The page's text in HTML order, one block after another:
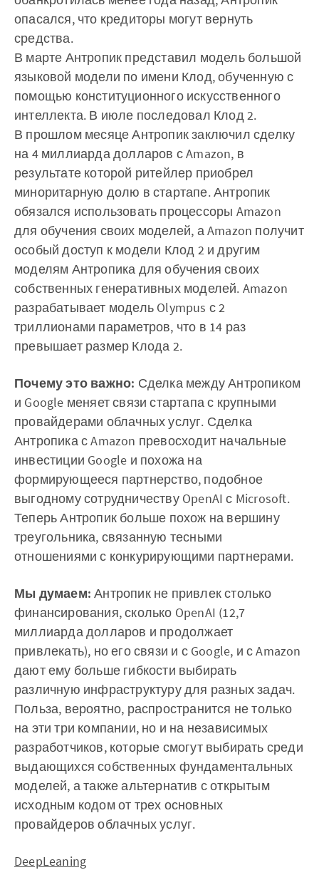
опасался, что кредиторы могут вернуть
средства.
В марте Антропик представил модель большой
языковой модели по имени Клод, обученную с
помощью конституционного искусственного
интеллекта. В июле последовал Клод 2.
В прошлом месяце Антропик заключил сделку
на 4 миллиарда долларов с Amazon, в
результате которой ритейлер приобрел
миноритарную долю в стартапе. Антропик
обязался использовать процессоры Amazon
для обучения своих моделей, а Amazon получит
особый доступ к модели Клод 2 и другим
моделям Антропика для обучения своих
собственных генеративных моделей. Amazon
разрабатывает модель Olympus с 2
триллионами параметров, что в 14 раз
превышает размер Клода 2.
Почему это важно: Сделка между Антропиком
и Google меняет связи стартапа с крупными
провайдерами облачных услуг. Сделка
Антропика с Amazon превосходит начальные
инвестиции Google и похожа на
формирующееся партнерство, подобное
выгодному сотрудничеству OpenAI с Microsoft.
Теперь Антропик больше похож на вершину
треугольника, связанную тесными
отношениями с конкурирующими партнерами.
Мы думаем: Антропик не привлек столько
финансирования, сколько OpenAI (12,7
миллиарда долларов и продолжает
привлекать), но его связи и с Google, и с Amazon
дают ему больше гибкости выбирать
различную инфраструктуру для разных задач.
Польза, вероятно, распространится не только
на эти три компании, но и на независимых
разработчиков, которые смогут выбирать среди
выдающихся собственных фундаментальных
моделей, а также альтернатив с открытым
исходным кодом от трех основных
провайдеров облачных услуг.
DeepLeaning